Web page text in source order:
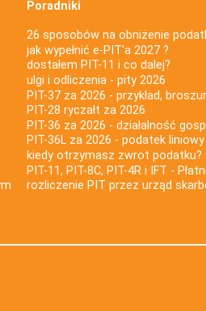
Poradniki
26 sposobów na obniżenie
jak wypełnić e-PIT'a 2027 ?
dostałem PIT-11 i co dalej?
ulgi i odliczenia - pity 2026
PIT-37 za 2026 - przykład,
PIT-28 ryczałt za 2026
PIT-36 za 2026 - działalność
PIT-36L za 2026 - podatek liniowy
kiedy otrzymasz zwrot podatku?
PIT-11, PIT-8C, PIT-4R i IFT -
rozliczenie PIT przez urząd